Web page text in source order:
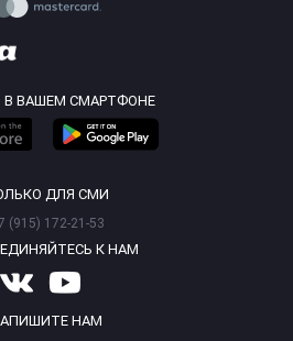
В ВАШЕМ СМАРТФОНЕ
ДЛЯ СМИ
(915) 172-21-53
К НАМ
НАМ